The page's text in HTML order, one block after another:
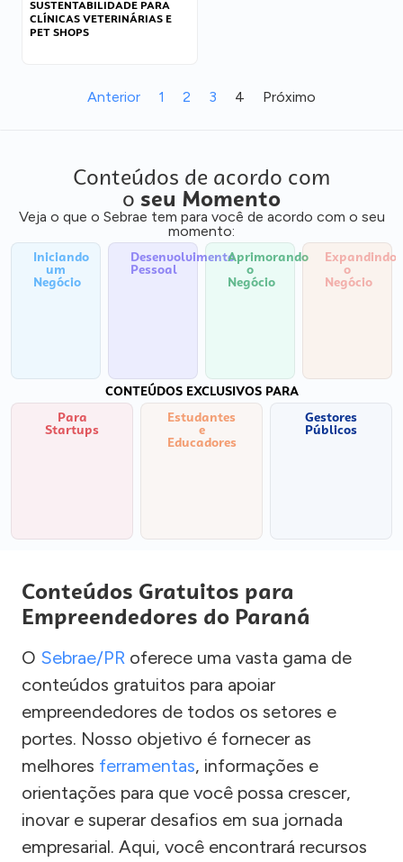
SUSTENTABILIDADE PARA
CLÍNICAS VETERINÁRIAS E
PET SHOPS
Anterior 1 2 3 4 Próximo
Conteúdos de acordo com
o seu Momento
Veja o que o Sebrae tem para você de acordo com o seu
momento:
Iniciando
um
Negócio
Desenvolvimento
Pessoal
Aprimorando
o
Negócio
Expandindo
o
Negócio
CONTEÚDOS EXCLUSIVOS PARA
Para
Startups
Estudantes
e
Educadores
Gestores
Públicos
Conteúdos Gratuitos para
Empreendedores do Paraná
O Sebrae/PR oferece uma vasta gama de
conteúdos gratuitos para apoiar
empreendedores de todos os setores e
portes. Nosso objetivo é fornecer as
melhores ferramentas, informações e
orientações para que você possa crescer,
inovar e superar desafios em sua jornada
empresarial. Aqui, você encontrará recursos